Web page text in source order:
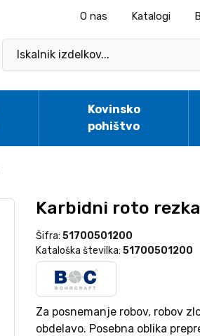
O nas Katalogi
Kovinsko
pohištvo
Karbidni roto
Šifra: 51700501200
Kataloška številka: 51700501200
Za posnemanje robov, robov
obdelavo. Posebna oblika